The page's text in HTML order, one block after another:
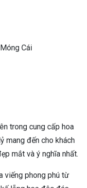
Cái
trong cung cấp hoa
mang đến cho khách
mắt và ý nghĩa nhất.
viếng phong phú từ